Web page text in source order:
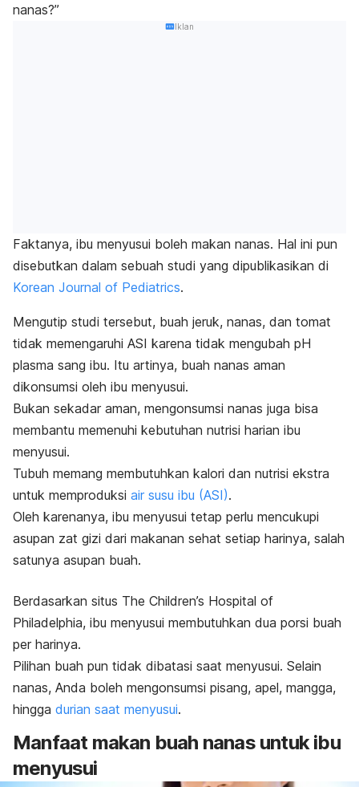
nanas?”
Iklan
Faktanya, ibu menyusui boleh makan nanas. Hal ini pun
disebutkan dalam sebuah studi yang dipublikasikan di
Korean Journal of Pediatrics.
Mengutip studi tersebut, buah jeruk, nanas, dan tomat
tidak memengaruhi ASI karena tidak mengubah pH
plasma sang ibu. Itu artinya, buah nanas aman
dikonsumsi oleh ibu menyusui.
Bukan sekadar aman, mengonsumsi nanas juga bisa
membantu memenuhi kebutuhan nutrisi harian ibu
menyusui.
Tubuh memang membutuhkan kalori dan nutrisi ekstra
untuk memproduksi air susu ibu (ASI).
Oleh karenanya, ibu menyusui tetap perlu mencukupi
asupan zat gizi dari makanan sehat setiap harinya, salah
satunya asupan buah.
Berdasarkan situs The Children’s Hospital of
Philadelphia, ibu menyusui membutuhkan dua porsi buah
per harinya.
Pilihan buah pun tidak dibatasi saat menyusui. Selain
nanas, Anda boleh mengonsumsi pisang, apel, mangga,
hingga durian saat menyusui.
Manfaat makan buah nanas untuk ibu
menyusui